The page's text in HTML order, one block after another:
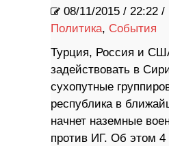
08/11/2015 / 22:22 /
Политика, События
Турция, Россия и
задействовать в
сухопутные
республика в
начнет наземные
против ИГ. Об этом 4